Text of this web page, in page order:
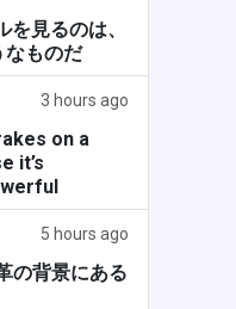
見るのは、
なものだ
3 hours ago
on a
it’s
5 hours ago
の背景にある